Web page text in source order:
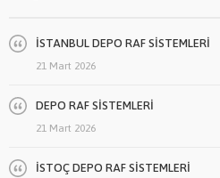
İSTANBUL DEPO RAF SİSTEMLERİ
21 Mart 2026
DEPO RAF SİSTEMLERİ
21 Mart 2026
İSTOÇ DEPO RAF SİSTEMLERİ